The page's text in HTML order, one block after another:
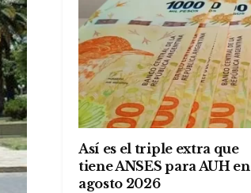
Así es el triple extra que
tiene ANSES para AUH en
agosto 2026